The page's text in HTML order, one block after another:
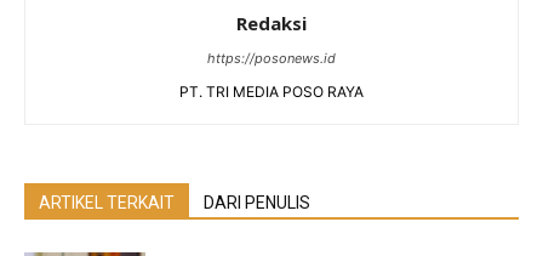
Redaksi
https://posonews.id
PT. TRI MEDIA POSO RAYA
ARTIKEL TERKAIT DARI PENULIS